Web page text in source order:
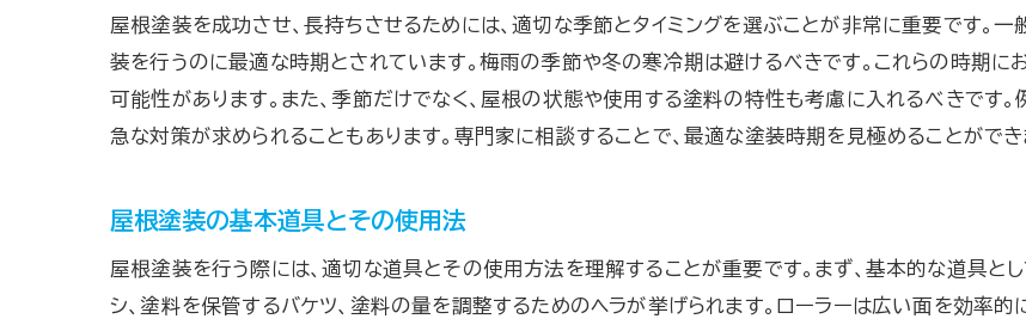
高品質塗料の特長とその利点
環境に配慮した塗料を選ぶポイント
定期的なメンテナンスで屋根塗装の効果を最大化
屋根塗装を成功させ、長持ちさせるためには、適切な季節とタイミングを選ぶことが非常に重要です。
装を行うのに最適な時期とされています。梅雨の季節や冬の寒冷期は避けるべきです。これらの時期に
可能性があります。また、季節だけでなく、屋根の状態や使用する塗料の特性も考慮に入れるべきです
急な対策が求められることもあります。専門家に相談することで、最適な塗装時期を見極めることができ
屋根塗装の基本道具とその使用法
屋根塗装を行う際には、適切な道具とその使用方法を理解することが重要です。まず、基本的な道具と
シ、塗料を保管するバケツ、塗料の量を調整するためのヘラが挙げられます。ローラーは広い面を効率